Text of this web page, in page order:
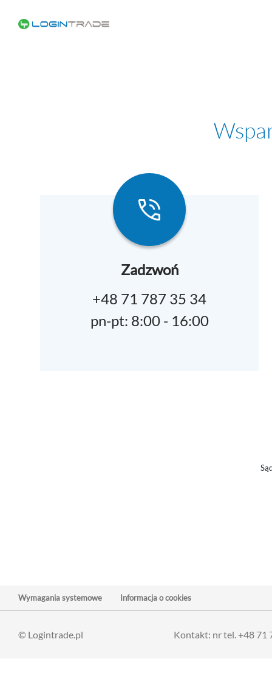
Zadzwoń
+48 71 787 35 34
pn-pt: 8:00 - 16:00
Wymagania systemowe Informacja o cookies
© Logintrade.pl Kontakt: nr tel. +48 71